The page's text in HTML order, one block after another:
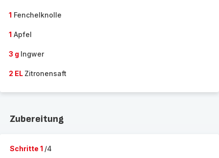
1 Fenchelknolle
1 Apfel
3 g Ingwer
2 EL Zitronensaft
Zubereitung
Schritte 1 /4